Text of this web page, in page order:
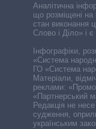
Аналітична
що розміщені на
стан виконання
Слово і Діло» і
Інфографіки,
«Система
ГО «Система
Матеріали,
реклами:
«Партнерський
Редакція не несе
судження,
українським